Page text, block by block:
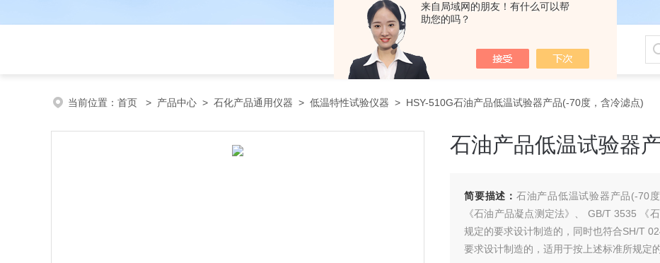
来自局域网的朋友！有什么可以帮
助您的吗？
当前位置： 首页 > 产品中心 > 石化产品通用仪器 > 低温特性试验仪器 > HSY-510G石油产品低温试验器产品(-70度，含冷滤点)
石油产品低温试验器
简要描述： 石油产品低温试验器产品(-70
《石油产品凝点测定法》、 GB/T 3535 《
规定的要求设计制造的，同时也符合SH/T
要求设计制造的，适用于按上述标准所规定